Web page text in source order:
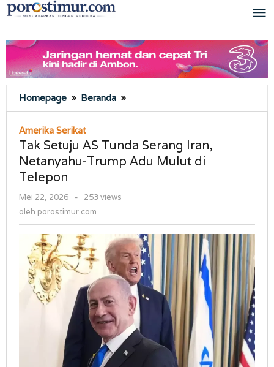
Lewati
ke
Homepage » Beranda »
Setuju
Tunda
Serang
Iran,
di
Telepon
Amerika Serikat
Tak Setuju AS Tunda Serang Iran,
Netanyahu-Trump Adu Mulut di
Telepon
Mei 22, 2026
oleh
-
253 views
oleh porostimur.com